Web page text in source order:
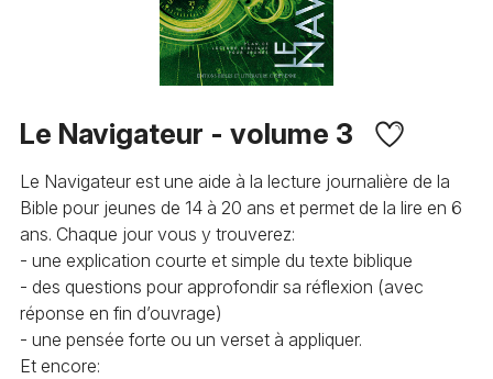
Le Navigateur - volume 3
Le Navigateur est une aide à la lecture journalière de la
Bible pour jeunes de 14 à 20 ans et permet de la lire en 6
ans. Chaque jour vous y trouverez:
- une explication courte et simple du texte biblique
- des questions pour approfondir sa réflexion (avec
réponse en fin d’ouvrage)
- une pensée forte ou un verset à appliquer.
Et encore: